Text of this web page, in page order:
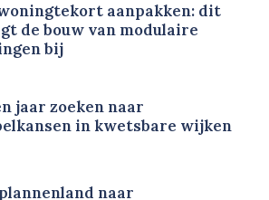
aanpakken: dit
de bouw van modulaire
bij
jaar zoeken naar
in kwetsbare wijken
naar